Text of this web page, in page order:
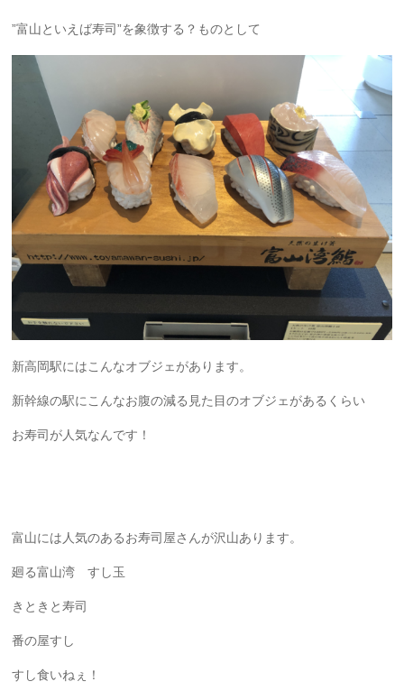
”富山といえば寿司”を象徴する？ものとして
新高岡駅にはこんなオブジェがあります。
新幹線の駅にこんなお腹の減る見た目のオブジェがあるくらい
お寿司が人気なんです！
富山には人気のあるお寿司屋さんが沢山あります。
廻る富山湾 すし玉
きときと寿司
番の屋すし
すし食いねぇ！